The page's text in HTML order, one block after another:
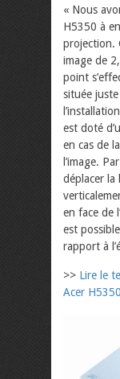
« Nous
H5350 à
projection.
image de
point
située
est doté
en cas de
l’image.
déplacer
en face de
est
rapport à
>> Lire le
Acer H5350